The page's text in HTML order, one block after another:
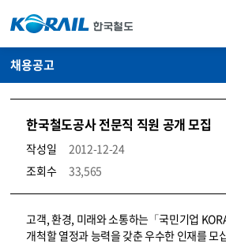
채용공고
한국철도공사 전문직 직원 공개 모집
작성일
2012-12-24
조회수
33,565
코레일소개_경영공시_채용공고 상세보기 – 내용, 파일, 담당자 연락처로 구성
고객, 환경, 미래와 소통하는「국민기업
개척할 열정과 능력을 갖춘 우수한 인재를 모